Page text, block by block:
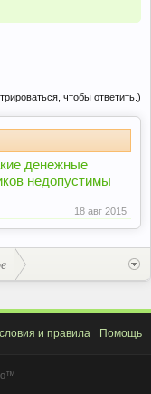
чтобы ответить.)
денежные
недопустимы
18 авг 2015
и правила Помощь